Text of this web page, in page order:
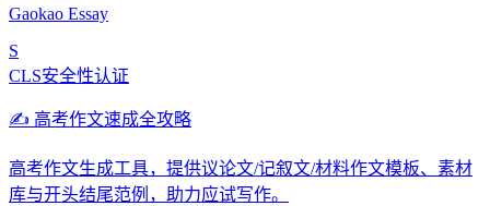
Gaokao Essay
S
CLS安全性认证
✍️ 高考作文速成全攻略
高考作文生成工具，提供议论文/记叙文/材料作文模板、素材
库与开头结尾范例，助力应试写作。